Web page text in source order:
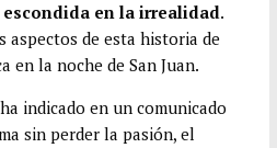
en la irrealidad.
aspectos de esta historia de
en la noche de San Juan.
indicado en un comunicado
sin perder la pasión, el